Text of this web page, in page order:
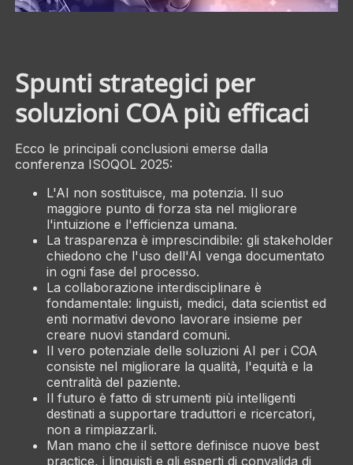
Spunti strategici per
soluzioni COA più efficaci
Ecco le principali conclusioni emerse dalla
conferenza ISOQOL 2025:
L'AI non sostituisce, ma potenzia. Il suo
maggiore punto di forza sta nel migliorare
l'intuizione e l'efficienza umana.
La trasparenza è imprescindibile: gli stakeholder
chiedono che l'uso dell'AI venga documentato
in ogni fase del processo.
La collaborazione interdisciplinare è
fondamentale: linguisti, medici, data scientist ed
enti normativi devono lavorare insieme per
creare nuovi standard comuni.
Il vero potenziale delle soluzioni AI per i COA
consiste nel migliorare la qualità, l'equità e la
centralità del paziente.
Il futuro è fatto di strumenti più intelligenti
destinati a supportare traduttori e ricercatori,
non a rimpiazzarli.
Man mano che il settore definisce nuove best
practice, i linguisti e gli esperti di convalida di